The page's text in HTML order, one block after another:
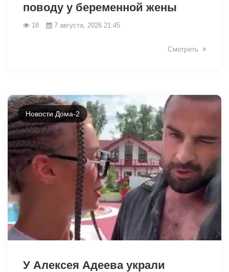
поводу у беременной жены
18 7 августа, 2026 21:45
Смотреть
Новости Дома-2
У Алексея Адеева украли